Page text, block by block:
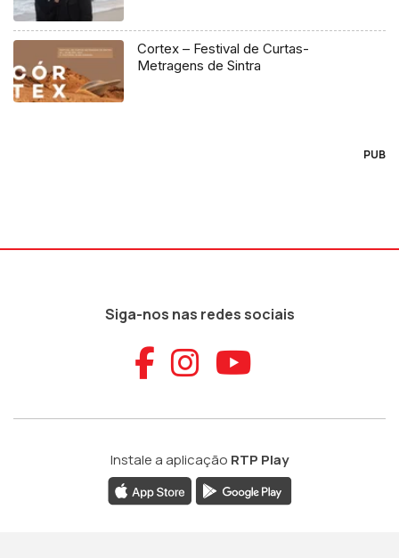
Cortex – Festival de Curtas-
Metragens de Sintra
PUB
Siga-nos nas redes sociais
Aceder ao
Aceder ao
Aceder
Instale a aplicação RTP Play